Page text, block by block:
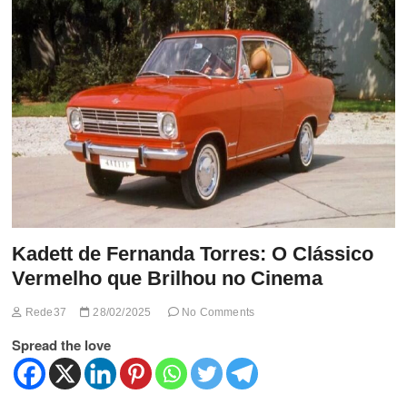
t
n
Kadett de Fernanda Torres: O Clássico
Vermelho que Brilhou no Cinema
Rede37 28/02/2025 No Comments
Spread the love